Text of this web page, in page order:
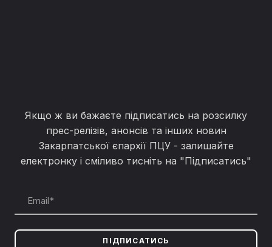
Якщо ж ви бажаєте підписатись на розсилку
прес-релізів, анонсів та інших новин
Закарпатської єпархії ПЦУ - залишайте
електронку і сміливо тисніть на "Підписатись"
ПІДПИСАТИСЬ